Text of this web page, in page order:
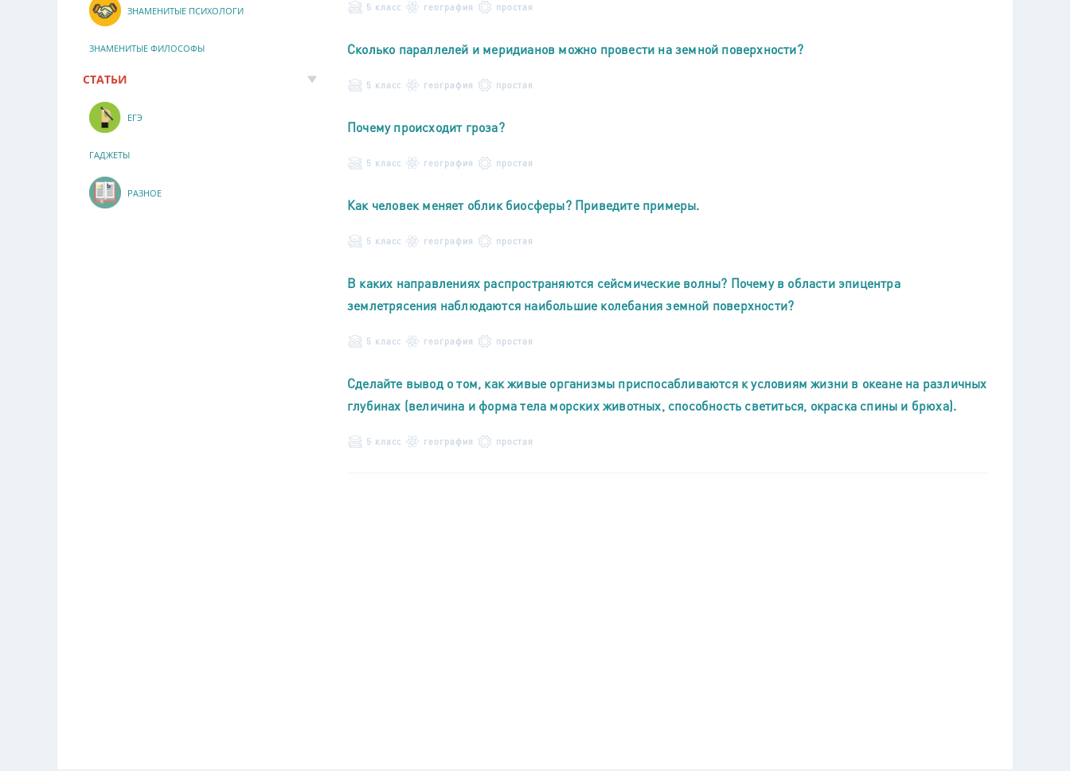
5 класс география простая
Сколько параллелей и меридианов можно провести на земной поверхности?
5 класс география простая
Почему происходит гроза?
5 класс география простая
Как человек меняет облик биосферы? Приведите примеры.
5 класс география простая
В каких направлениях распространяются сейсмические волны? Почему в области эпицентра
землетрясения наблюдаются наибольшие колебания земной поверхности?
5 класс география простая
Сделайте вывод о том, как живые организмы приспосабливаются к условиям жизни в океане на различных
глубинах (величина и форма тела морских животных, способность светиться, окраска спины и брюха).
5 класс география простая
ЗНАМЕНИТЫЕ ПСИХОЛОГИ
ЗНАМЕНИТЫЕ ФИЛОСОФЫ
СТАТЬИ
ЕГЭ
ГАДЖЕТЫ
РАЗНОЕ